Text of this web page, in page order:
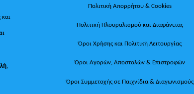
,
Πολιτική Απορρήτου & Cookies
Πολιτική Πλουραλισμού και Διαφάνειας
Όροι Χρήσης και Πολιτική Λειτουργίας
Όροι Αγορών, Αποστολών & Επιστροφών
Όροι Συμμετοχής σε Παιχνίδια & Διαγωνισμούς